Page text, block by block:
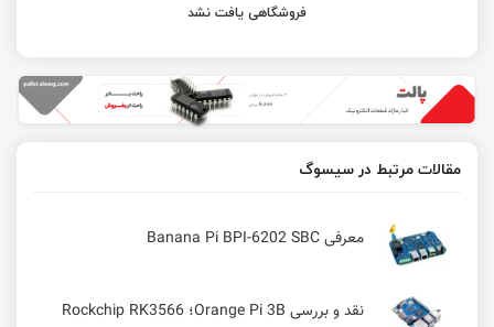
فروشگاهی یافت نشد
مقالات مرتبط در سیسوگ
معرفی Banana Pi BPI-6202 SBC
نقد و بررسی Orange Pi 3B؛ Rockchip RK3566